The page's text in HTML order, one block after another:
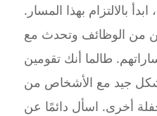
بالالتزام بهذا المسار.
من الوظائف وتحدث مع
طالما أنك تقومين
جيد مع الأشخاص من
أخرى. اسأل دائمًا عن